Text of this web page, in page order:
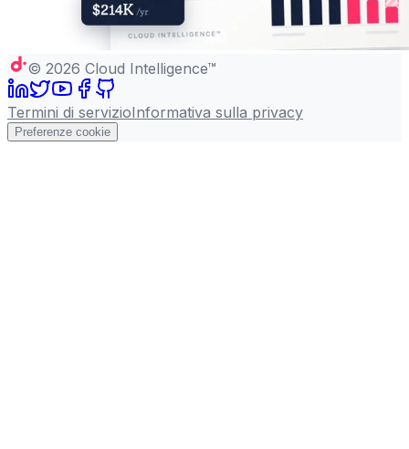
© 2026 Cloud Intelligence™
Termini di servizioInformativa sulla privacy
Preferenze cookie